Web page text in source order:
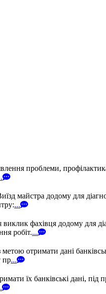
проблеми,
майстра додому для
...
фахівця додому для
робіт....
отримати дані
пр...
їх банківські дані,